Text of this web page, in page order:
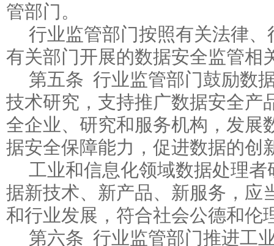
管部门。
行业监管部门按照有关法律
有关部门开展的数据安全监管相
第五条 行业监管部门鼓励数
技术研究，支持推广数据安全产
全企业、研究和服务机构，发展
据安全保障能力，促进数据的创
工业和信息化领域数据处理
据新技术、新产品、新服务，应
和行业发展，符合社会公德和伦
第六条 行业监管部门推进工